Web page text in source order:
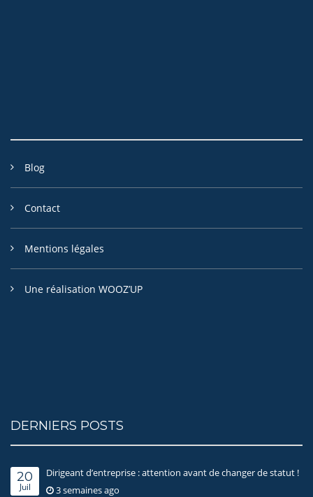
Blog
Contact
Mentions légales
Une réalisation WOOZ’UP
DERNIERS POSTS
20
Juil
Dirigeant d’entreprise : attention avant de changer de statut !
3 semaines ago